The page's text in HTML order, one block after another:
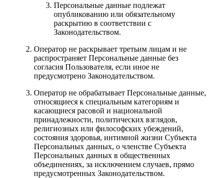
Персональные данные подлежат
опубликованию или обязательному
раскрытию в соответствии с
Законодательством.
Оператор не раскрывает третьим лицам и не
распространяет Персональные данные без
согласия Пользователя, если иное не
предусмотрено Законодательством.
Оператор не обрабатывает Персональные данные,
относящиеся к специальным категориям и
касающиеся расовой и национальной
принадлежности, политических взглядов,
религиозных или философских убеждений,
состояния здоровья, интимной жизни Субъекта
Персональных данных, о членстве Субъекта
Персональных данных в общественных
объединениях, за исключением случаев, прямо
предусмотренных Законодательством.